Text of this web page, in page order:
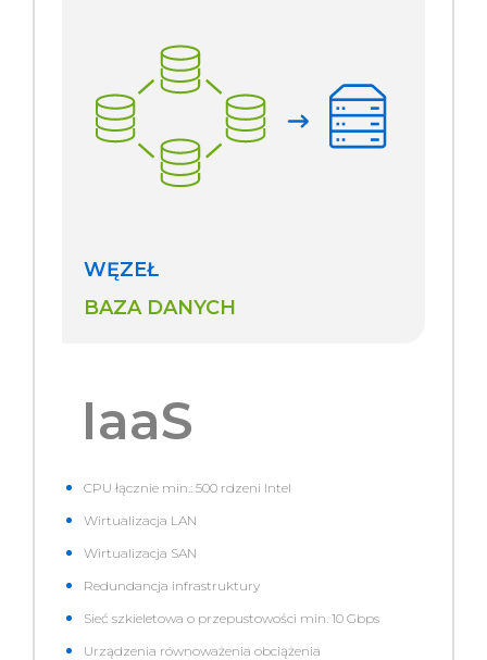
WĘZEŁ
BAZA DANYCH
IaaS
CPU łącznie min.: 500 rdzeni Intel
Wirtualizacja LAN
Wirtualizacja SAN
Redundancja infrastruktury
Sieć szkieletowa o przepustowości min. 10 Gbps
Urządzenia równoważenia obciążenia